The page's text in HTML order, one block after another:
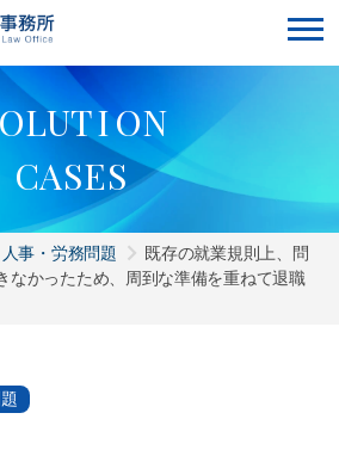
LUTION
CASES
人事・労務問題
既存の就業規則上、問
なかったため、周到な準備を重ねて退職